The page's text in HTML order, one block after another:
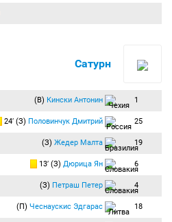
Сатурн
(В) Кински Антонин 1
24′ (З) Половинчук Дмитрий 25
(З) Жедер Малта 19
13′ (З) Дюрица Ян 6
(З) Петраш Петер 4
(П) Чеснаускис Эдгарас 18